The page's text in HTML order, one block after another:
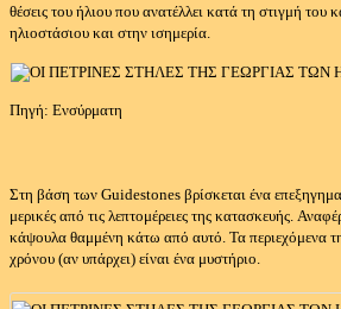
θέσεις του ήλιου που ανατέλλει κατά τη στιγμή του
ηλιοστάσιου και στην ισημερία.
Πηγή: Ενσύρματη
Στη βάση των Guidestones βρίσκεται ένα
μερικές από τις λεπτομέρειες της κατασκευής.
κάψουλα θαμμένη κάτω από αυτό. Τα περιεχόμενα
χρόνου (αν υπάρχει) είναι ένα μυστήριο.